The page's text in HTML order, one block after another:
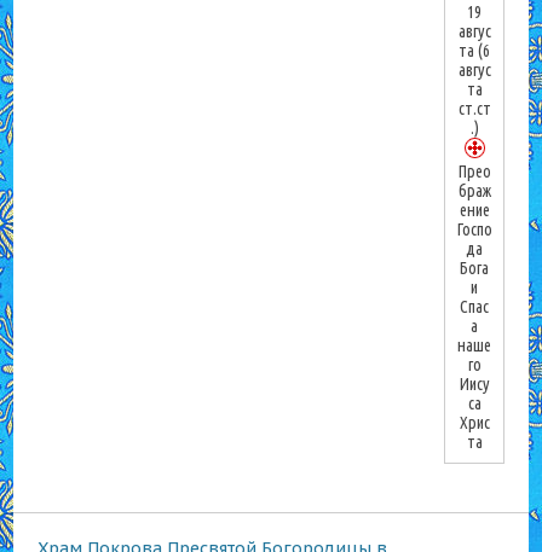
19
авгус
та(6
авгус
та
ст.ст
.)
Прео
браж
ение
Госпо
да
Бога
и
Спас
а
наше
го
Иису
са
Хрис
та